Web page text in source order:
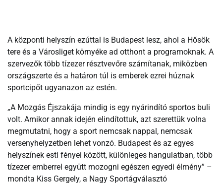
A központi helyszín ezúttal is Budapest lesz, ahol a Hősök
tere és a Városliget környéke ad otthont a programoknak. A
szervezők több tízezer résztvevőre számítanak, miközben
országszerte és a határon túl is emberek ezrei húznak
sportcipőt ugyanazon az estén.
„A Mozgás Éjszakája mindig is egy nyárindító sportos buli
volt. Amikor annak idején elindítottuk, azt szerettük volna
megmutatni, hogy a sport nemcsak nappal, nemcsak
versenyhelyzetben lehet vonzó. Budapest és az egyes
helyszínek esti fényei között, különleges hangulatban, több
tízezer emberrel együtt mozogni egészen egyedi élmény” –
mondta Kiss Gergely, a Nagy Sportágválasztó